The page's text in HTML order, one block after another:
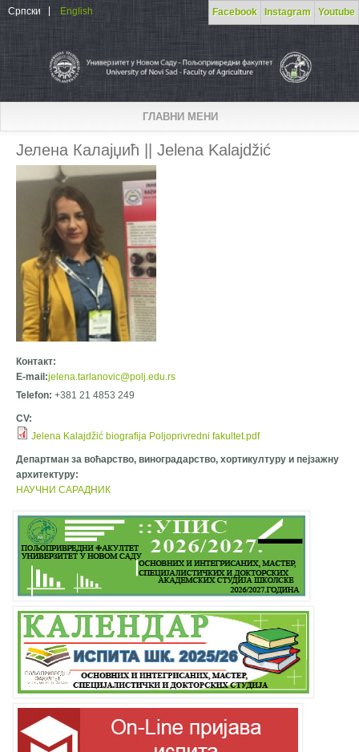
Skip to main content Facebook Instagram Youtube
Српски English
ГЛАВНИ МЕНИ
Јелена Калајџић || Jelena Kalajdžić
Контакт:
E-mail:jelena.tarlanovic@polj.edu.rs
Telefon: +381 21 4853 249
CV:
Jelena Kalajdžić biografija Poljoprivredni fakultet.pdf
Департман за воћарство, виноградарство, хортикултуру и пејзажну
архитектуру:
НАУЧНИ САРАДНИК